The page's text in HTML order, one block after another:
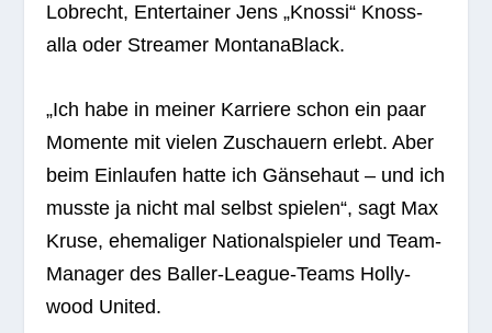
Lob­recht, Enter­tai­ner Jens „Knossi“ Knoss­
alla oder Strea­mer MontanaBlack.
„Ich habe in mei­ner Kar­riere schon ein paar
Momente mit vie­len Zuschau­ern erlebt. Aber
beim Ein­lau­fen hatte ich Gän­se­haut – und ich
musste ja nicht mal selbst spie­len“, sagt Max
Kruse, ehe­ma­li­ger Natio­nal­spie­ler und Team-
Mana­ger des Bal­ler-League-Teams Hol­ly­
wood United.